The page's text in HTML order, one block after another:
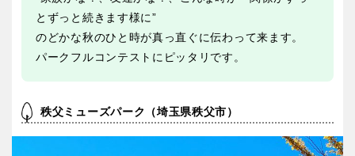
とずっと続きます様に”
のどかな秋のひと時が真っ直ぐに伝わって来ます。
パークフルコンテストにピッタリです。
秩父ミューズパーク（埼玉県秩父市）